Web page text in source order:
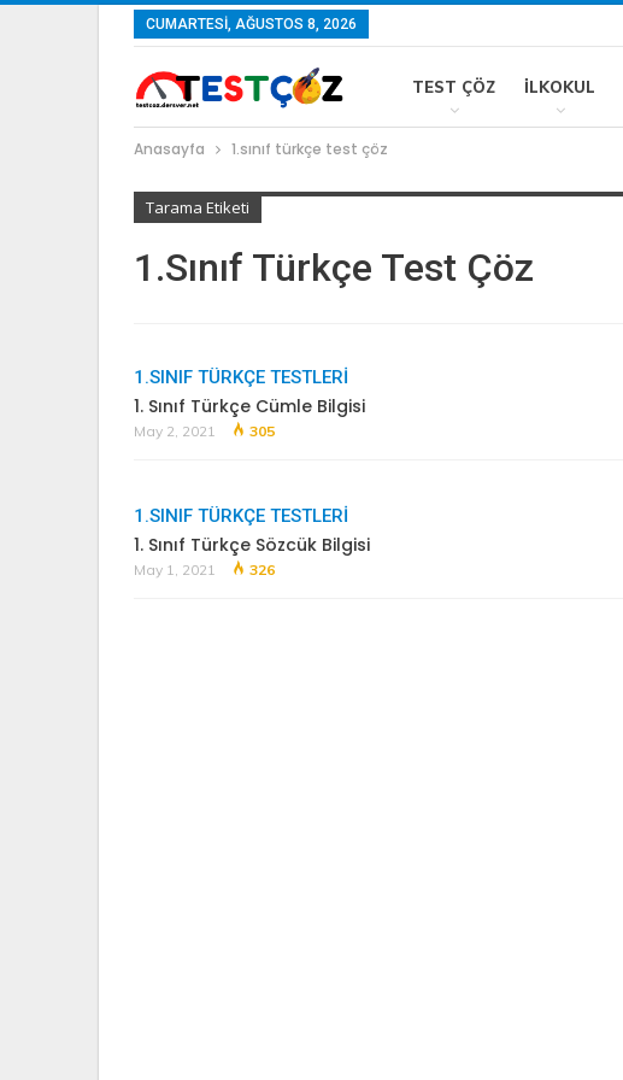
CUMARTESI, AĞUSTOS 8, 2026
TEST ÇÖZ İLKOKUL
Anasayfa 1.sınıf türkçe test çöz
Tarama Etiketi
1.sınıf Türkçe Test Çöz
1.SINIF TÜRKÇE TESTLERI
1. Sınıf Türkçe Cümle Bilgisi
May 2, 2021 305
1.SINIF TÜRKÇE TESTLERI
1. Sınıf Türkçe Sözcük Bilgisi
May 1, 2021 326